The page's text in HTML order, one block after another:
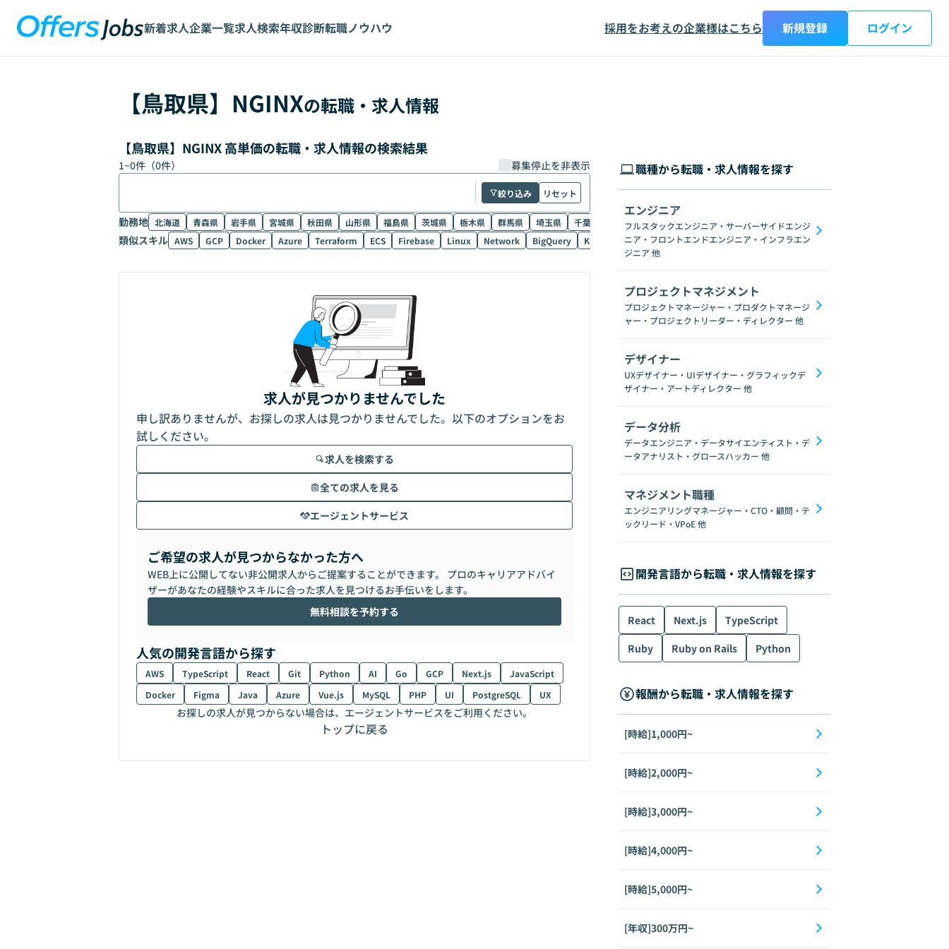
新着求人企業一覧求人検索年収診断転職ノウハウ 採用をお考えの企業様はこちら 新規登録 ログイン
【鳥取県】 NGINXの転職・求人情報
【鳥取県】NGINX 高単価の転職・求人情報の検索結果
1~0件（0件） 募集停止を非表示
絞り込み リセット
勤務地 北海道 青森県 岩手県 宮城県 秋田県 山形県 福島県 茨城県 栃木県 群馬県 埼玉県 千葉県 東京都 神奈川県 新潟県 富山県 石川県
類似スキル AWS GCP Docker Azure Terraform ECS Firebase Linux Network BigQuery Kubernetes Datadog Jenkins Zabbix NGINX
求人が見つかりませんでした
申し訳ありませんが、お探しの求人は見つかりませんでした。以下のオプションをお
試しください。
求人を検索する
全ての求人を見る
エージェントサービス
ご希望の求人が見つからなかった方へ
WEB上に公開してない非公開求人からご提案することができます。 プロのキャリアアドバイ
ザーがあなたの経験やスキルに合った求人を見つけるお手伝いをします。
無料相談を予約する
人気の開発言語から探す
AWS TypeScript React Git Python AI Go GCP Next.js
JavaScript
Docker
Figma Java Azure Vue.js MySQL PHP UI PostgreSQL UX
お探しの求人が見つからない場合は、エージェントサービスをご利用ください。
トップに戻る
職種から転職・求人情報を探す
エンジニア
フルスタックエンジニア・サーバーサイドエンジ
ニア・フロントエンドエンジニア・インフラエン
ジニア 他
プロジェクトマネジメント
プロジェクトマネージャー・プロダクトマネージ
ャー・プロジェクトリーダー・ディレクター 他
デザイナー
UXデザイナー・UIデザイナー・グラフィックデ
ザイナー・アートディレクター 他
データ分析
データエンジニア・データサイエンティスト・デ
ータアナリスト・グロースハッカー 他
マネジメント職種
エンジニアリングマネージャー・CTO・顧問・テ
ックリード・VPoE他
開発言語から転職・求人情報を探す
React Next.js
TypeScript
Ruby
Ruby on Rails Python
報酬から転職・求人情報を探す
[時給]1,000円~
[時給]2,000円~
[時給]3,000円~
[時給]4,000円~
[時給]5,000円~
[年収]300万円~